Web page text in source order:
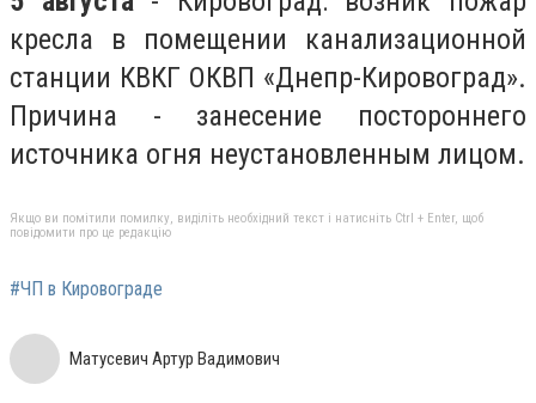
кресла в помещении канализационной
станции КВКГ ОКВП «Днепр-Кировоград».
Причина - занесение постороннего
источника огня неустановленным лицом.
Якщо ви помітили помилку, виділіть необхідний текст і натисніть Ctrl + Enter, щоб
повідомити про це редакцію
#ЧП в Кировограде
Матусевич Артур Вадимович